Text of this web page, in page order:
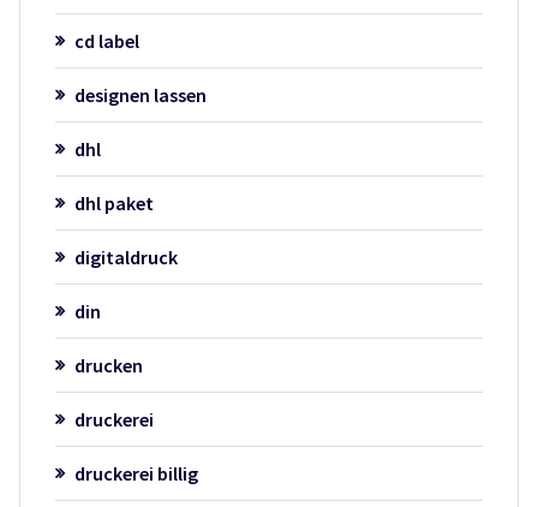
cd label
designen lassen
dhl
dhl paket
digitaldruck
din
drucken
druckerei
druckerei billig